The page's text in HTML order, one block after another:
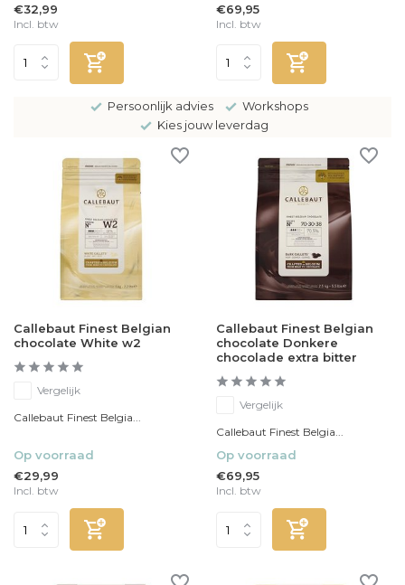
€32,99
Incl. btw
€69,95
Incl. btw
Persoonlijk advies
Workshops
Kies jouw leverdag
Callebaut Finest Belgian
chocolate White w2
Vergelijk
Callebaut Finest Belgia...
Op voorraad
€29,99
Incl. btw
Callebaut Finest Belgian
chocolate Donkere
chocolade extra bitter
Vergelijk
Callebaut Finest Belgia...
Op voorraad
€69,95
Incl. btw